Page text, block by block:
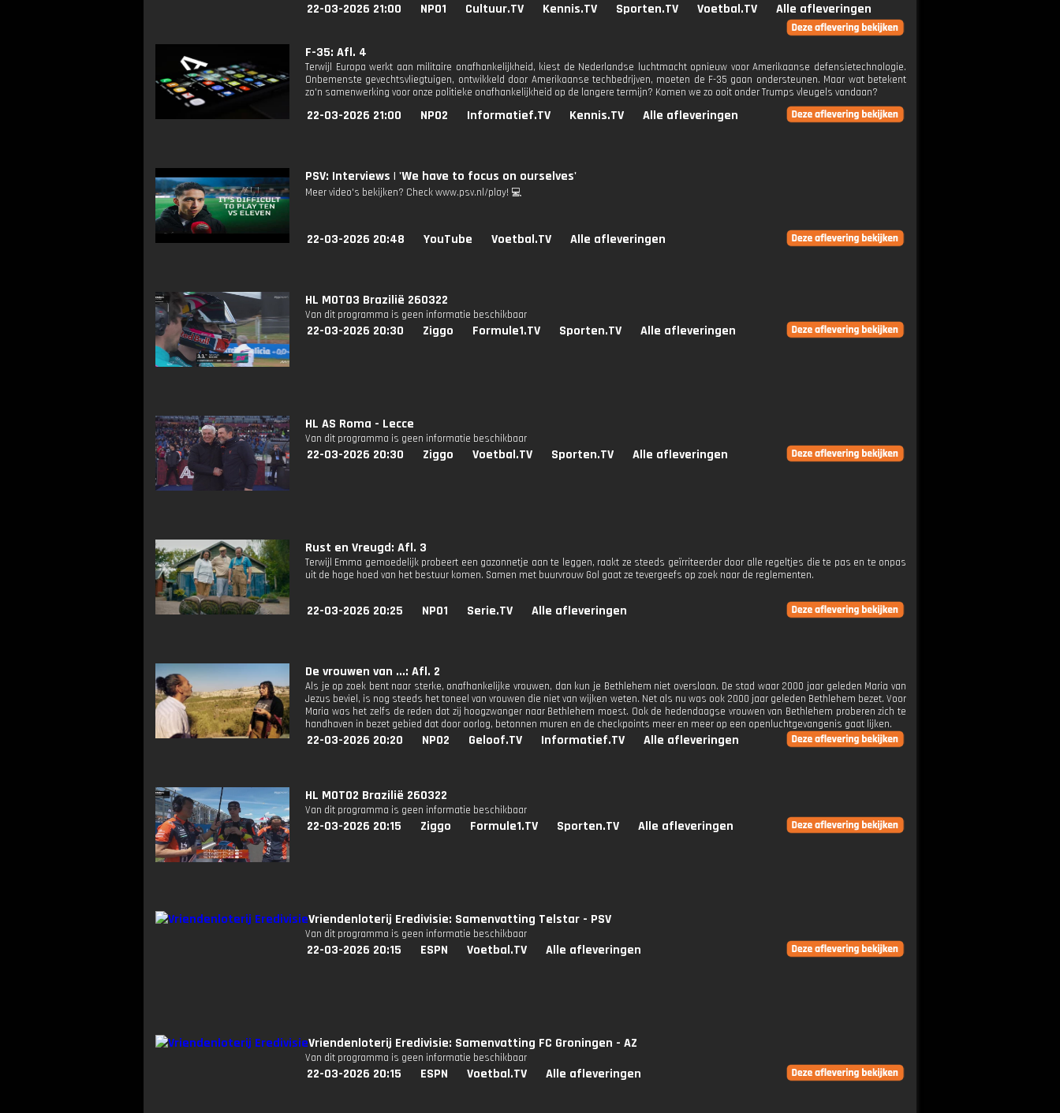
22-03-2026 21:00 NPO1 Cultuur.TV Kennis.TV Sporten.TV Voetbal.TV Alle afleveringen
F-35: Afl. 4
Terwijl Europa werkt aan militaire onafhankelijkheid, kiest de Nederlandse luchtmacht opnieuw voor Amerikaanse defensietechnologie.
Onbemenste gevechtsvliegtuigen, ontwikkeld door Amerikaanse techbedrijven, moeten de F-35 gaan ondersteunen. Maar wat betekent
zo'n samenwerking voor onze politieke onafhankelijkheid op de langere termijn? Komen we zo ooit onder Trumps vleugels vandaan?
22-03-2026 21:00 NPO2 Informatief.TV Kennis.TV Alle afleveringen
PSV: Interviews | 'We have to focus on ourselves'
Meer video's bekijken? Check www.psv.nl/play! 💻
22-03-2026 20:48 YouTube Voetbal.TV Alle afleveringen
HL MOTO3 Brazilië 260322
Van dit programma is geen informatie beschikbaar
22-03-2026 20:30 Ziggo Formule1.TV Sporten.TV Alle afleveringen
HL AS Roma - Lecce
Van dit programma is geen informatie beschikbaar
22-03-2026 20:30 Ziggo Voetbal.TV Sporten.TV Alle afleveringen
Rust en Vreugd: Afl. 3
Terwijl Emma gemoedelijk probeert een gazonnetje aan te leggen, raakt ze steeds geïrriteerder door alle regeltjes die te pas en te onpas
uit de hoge hoed van het bestuur komen. Samen met buurvrouw Gol gaat ze tevergeefs op zoek naar de reglementen.
22-03-2026 20:25 NPO1 Serie.TV Alle afleveringen
De vrouwen van ...: Afl. 2
Als je op zoek bent naar sterke, onafhankelijke vrouwen, dan kun je Bethlehem niet overslaan. De stad waar 2000 jaar geleden Maria van
Jezus beviel, is nog steeds het toneel van vrouwen die niet van wijken weten. Net als nu was ook 2000 jaar geleden Bethlehem bezet. Voor
Maria was het zelfs de reden dat zij hoogzwanger naar Bethlehem moest. Ook de hedendaagse vrouwen van Bethlehem proberen zich te
handhaven in bezet gebied dat door oorlog, betonnen muren en de checkpoints meer en meer op een openluchtgevangenis gaat lijken.
22-03-2026 20:20 NPO2 Geloof.TV Informatief.TV Alle afleveringen
HL MOTO2 Brazilië 260322
Van dit programma is geen informatie beschikbaar
22-03-2026 20:15 Ziggo Formule1.TV Sporten.TV Alle afleveringen
Vriendenloterij Eredivisie: Samenvatting Telstar - PSV
Van dit programma is geen informatie beschikbaar
22-03-2026 20:15 ESPN Voetbal.TV Alle afleveringen
Vriendenloterij Eredivisie: Samenvatting FC Groningen - AZ
Van dit programma is geen informatie beschikbaar
22-03-2026 20:15 ESPN Voetbal.TV Alle afleveringen